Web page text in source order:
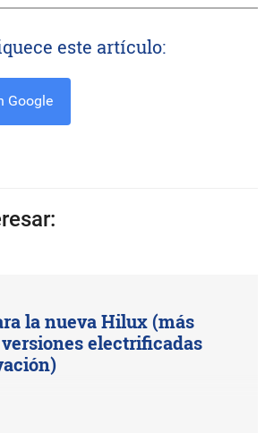
este artículo:
Google
la nueva Hilux (más
electrificadas